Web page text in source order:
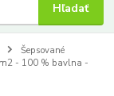
Hľadať
Šepsované
- 100 % bavlna -